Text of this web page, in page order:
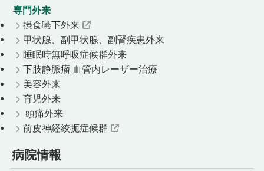
専門外来
摂食嚥下外来
甲状腺、副甲状腺、副腎疾患外来
睡眠時無呼吸症候群外来
下肢静脈瘤 血管内レーザー治療
美容外来
育児外来
頭痛外来
前皮神経絞扼症候群
病院情報